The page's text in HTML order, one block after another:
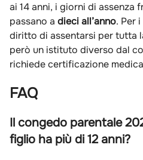
ai 14 anni, i giorni di assenza
passano a dieci all’anno. Per
diritto di assentarsi per tutta
però un istituto diverso dal
richiede certificazione
FAQ
Il congedo parentale
figlio ha più di 12 anni?